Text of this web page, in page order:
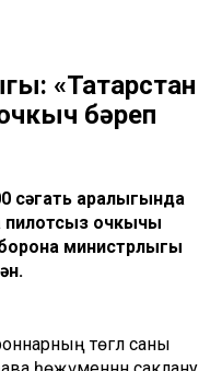
«Татарстан
бәреп
сәгать аралыгында
пилотсыз очкычы
министрлыгы
төгәл саны